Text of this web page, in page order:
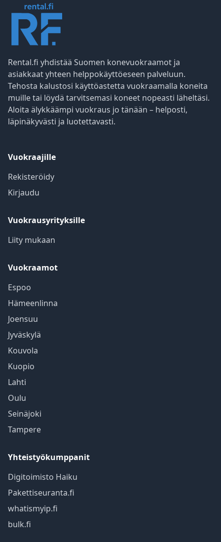
Rental.fi yhdistää Suomen konevuokraamot ja
asiakkaat yhteen helppokäyttöeseen palveluun.
Tehosta kalustosi käyttöastetta vuokraamalla koneita
muille tai löydä tarvitsemasi koneet nopeasti läheltäsi.
Aloita älykkäämpi vuokraus jo tänään – helposti,
läpinäkyvästi ja luotettavasti.
Vuokraajille
Rekisteröidy
Kirjaudu
Vuokrausyrityksille
Liity mukaan
Vuokraamot
Espoo
Hämeenlinna
Joensuu
Jyväskylä
Kouvola
Kuopio
Lahti
Oulu
Seinäjoki
Tampere
Yhteistyökumppanit
Digitoimisto Haiku
Pakettiseuranta.fi
whatismyip.fi
bulk.fi